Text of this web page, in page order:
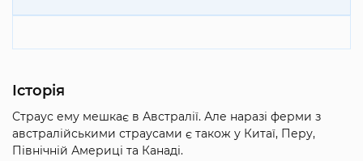
Історія
Страус ему мешкає в Австралії. Але наразі ферми з
австралійськими страусами є також у Китаї, Перу,
Північній Америці та Канаді.